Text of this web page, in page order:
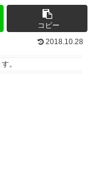
コピー
2018.10.28
。